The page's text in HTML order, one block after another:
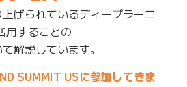
げられているディープラーニ
用することの
解説しています。
SUMMIT USに参加してきま